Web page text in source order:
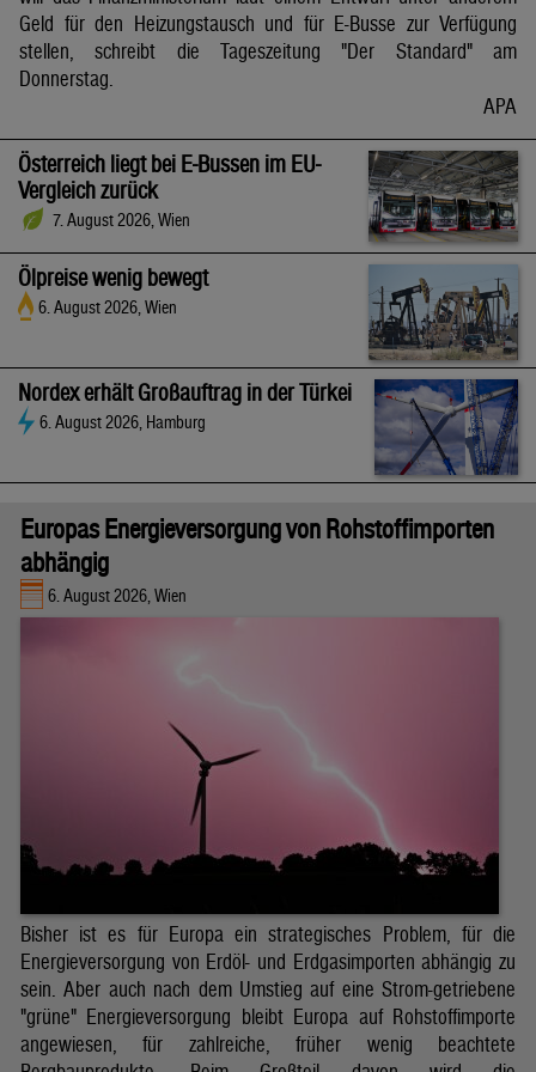
Geld für den Heizungstausch und für E-Busse zur Verfügung
stellen, schreibt die Tageszeitung "Der Standard" am
Donnerstag.
APA
Österreich liegt bei E-Bussen im EU-
Vergleich zurück
7. August 2026, Wien
Ölpreise wenig bewegt
6. August 2026, Wien
Nordex erhält Großauftrag in der Türkei
6. August 2026, Hamburg
Europas Energieversorgung von Rohstoffimporten
abhängig
6. August 2026, Wien
Bisher ist es für Europa ein strategisches Problem, für die
Energieversorgung von Erdöl- und Erdgasimporten abhängig zu
sein. Aber auch nach dem Umstieg auf eine Strom-getriebene
"grüne" Energieversorgung bleibt Europa auf Rohstoffimporte
angewiesen, für zahlreiche, früher wenig beachtete